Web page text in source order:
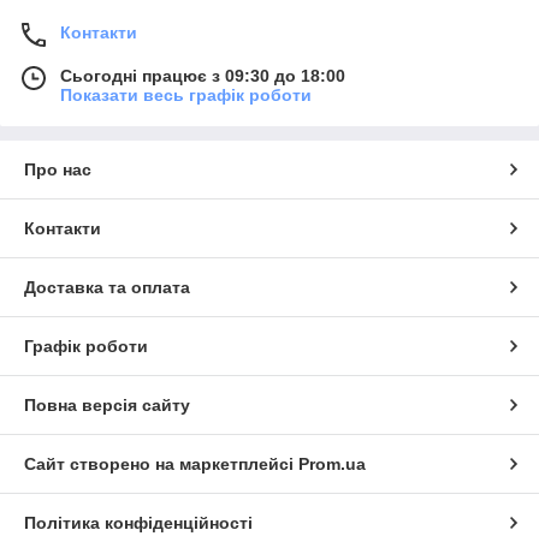
Контакти
Сьогодні працює з 09:30 до 18:00
Показати весь графік роботи
Про нас
Контакти
Доставка та оплата
Графік роботи
Повна версія сайту
Сайт створено на маркетплейсі Prom.ua
Політика конфіденційності